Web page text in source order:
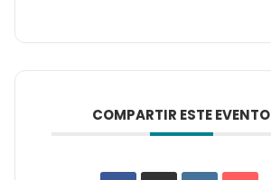
COMPARTIR ESTE EVENTO